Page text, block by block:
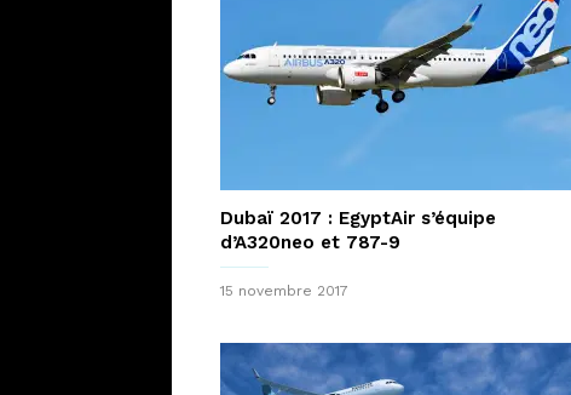
Dubaï 2017 : EgyptAir s’équipe
d’A320neo et 787-9
15 novembre 2017